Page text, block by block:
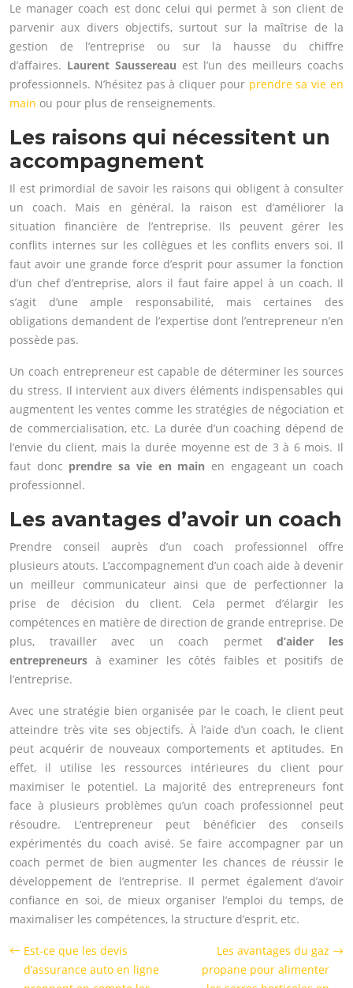
Le manager coach est donc celui qui permet à son client de
parvenir aux divers objectifs, surtout sur la maîtrise de la
gestion de l’entreprise ou sur la hausse du chiffre
d’affaires. Laurent Saussereau est l’un des meilleurs coachs
professionnels. N’hésitez pas à cliquer pour prendre sa vie en
main ou pour plus de renseignements.
Les raisons qui nécessitent un
accompagnement
Il est primordial de savoir les raisons qui obligent à consulter
un coach. Mais en général, la raison est d’améliorer la
situation financière de l’entreprise. Ils peuvent gérer les
conflits internes sur les collègues et les conflits envers soi. Il
faut avoir une grande force d’esprit pour assumer la fonction
d’un chef d’entreprise, alors il faut faire appel à un coach. Il
s’agit d’une ample responsabilité, mais certaines des
obligations demandent de l’expertise dont l’entrepreneur n’en
possède pas.
Un coach entrepreneur est capable de déterminer les sources
du stress. Il intervient aux divers éléments indispensables qui
augmentent les ventes comme les stratégies de négociation et
de commercialisation, etc. La durée d’un coaching dépend de
l’envie du client, mais la durée moyenne est de 3 à 6 mois. Il
faut donc prendre sa vie en main en engageant un coach
professionnel.
Les avantages d’avoir un coach
Prendre conseil auprès d’un coach professionnel offre
plusieurs atouts. L’accompagnement d’un coach aide à devenir
un meilleur communicateur ainsi que de perfectionner la
prise de décision du client. Cela permet d’élargir les
compétences en matière de direction de grande entreprise. De
plus, travailler avec un coach permetd’aider les
entrepreneurs à examiner les côtés faibles et positifs de
l’entreprise.
Avec une stratégie bien organisée par le coach, le client peut
atteindre très vite ses objectifs. À l’aide d’un coach, le client
peut acquérir de nouveaux comportements et aptitudes. En
effet, il utilise les ressources intérieures du client pour
maximiser le potentiel. La majorité des entrepreneurs font
face à plusieurs problèmes qu’un coach professionnel peut
résoudre. L’entrepreneur peut bénéficier des conseils
expérimentés du coach avisé. Se faire accompagner par un
coach permet de bien augmenter les chances de réussir le
développement de l’entreprise. Il permet également d’avoir
confiance en soi, de mieux organiser l’emploi du temps, de
maximaliser les compétences, la structure d’esprit, etc.
Est-ce que les devis
d’assurance auto en ligne
Les avantages du gaz
propane pour alimenter